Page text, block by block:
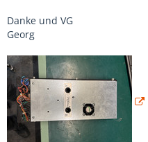
Danke und VG
Georg